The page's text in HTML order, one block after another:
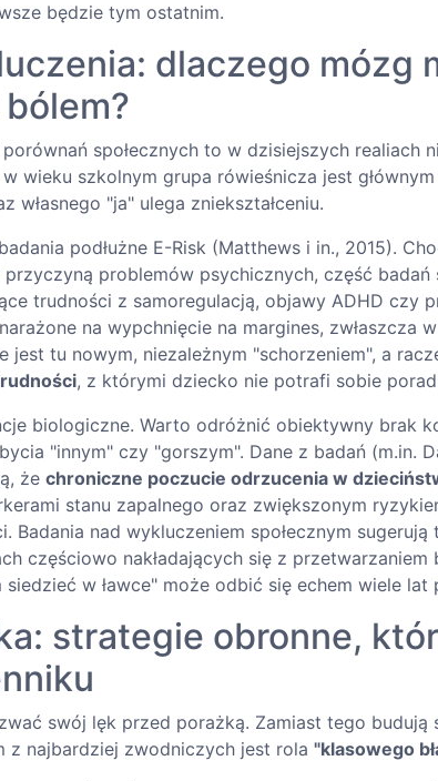
będzie tym ostatnim.
dlaczego mózg
społecznych to w dzisiejszych realiach
wieku szkolnym grupa rówieśnicza jest
własnego "ja" ulega zniekształceniu.
podłużne E-Risk (Matthews i in., 2015).
przyczyną problemów psychicznych, część badań
trudności z samoregulacją, objawy ADHD czy
na wypchnięcie na margines, zwłaszcza
jest tu nowym, niezależnym "schorzeniem", a
, z którymi dziecko nie potrafi sobie
biologiczne. Warto odróżnić obiektywny brak
"innym" czy "gorszym". Dane z badań (m.in.
że chroniczne poczucie odrzucenia w
stanu zapalnego oraz zwiększonym
Badania nad wykluczeniem społecznym
częściowo nakładających się z przetwarzaniem
w ławce" może odbić się echem wiele lat
strategie obronne,
swój lęk przed porażką. Zamiast tego budują
z najbardziej zwodniczych jest rola "klasowego